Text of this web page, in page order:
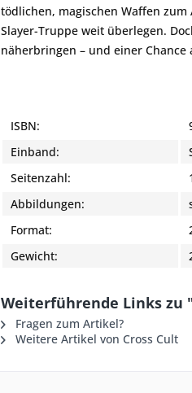
tödlichen, magischen Waffen
Slayer-Truppe weit überlegen.
näherbringen – und einer Chance
ISBN:
Einband:
Seitenzahl:
Abbildungen:
Format:
Gewicht:
Weiterführende Links zu
Fragen zum Artikel?
Weitere Artikel von Cross Cult